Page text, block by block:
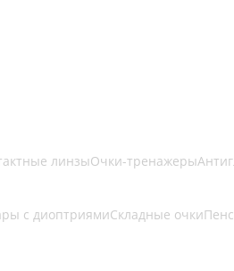
линзыОчки-тренажеры
с диоптриямиСкладные очки